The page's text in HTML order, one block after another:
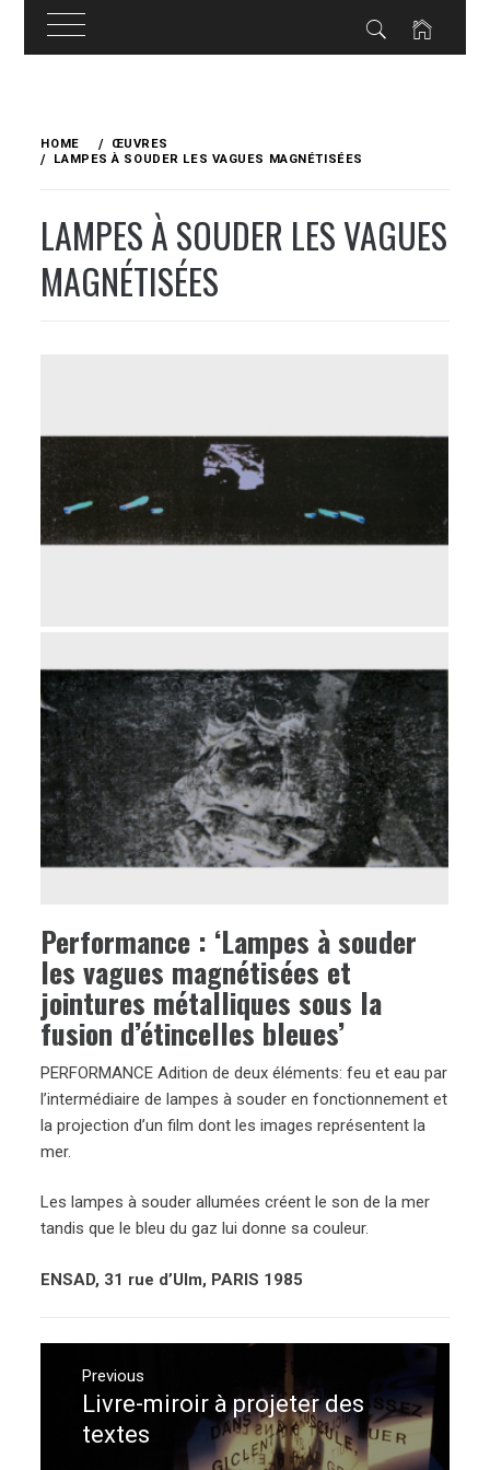
content
HOME
ŒUVRES
LAMPES À SOUDER LES VAGUES MAGNÉTISÉES
LAMPES À SOUDER LES VAGUES
MAGNÉTISÉES
Performance : ‘Lampes à souder
les vagues magnétisées et
jointures métalliques sous la
fusion d’étincelles bleues’
PERFORMANCE Adition de deux éléments: feu et eau par
l’intermédiaire de lampes à souder en fonctionnement et
la projection d’un film dont les images représentent la
mer.
Les lampes à souder allumées créent le son de la mer
tandis que le bleu du gaz lui donne sa couleur.
ENSAD, 31 rue d’Ulm, PARIS 1985
Navigation
l’article
Previous
Previous
post:
Livre-miroir à projeter des
textes